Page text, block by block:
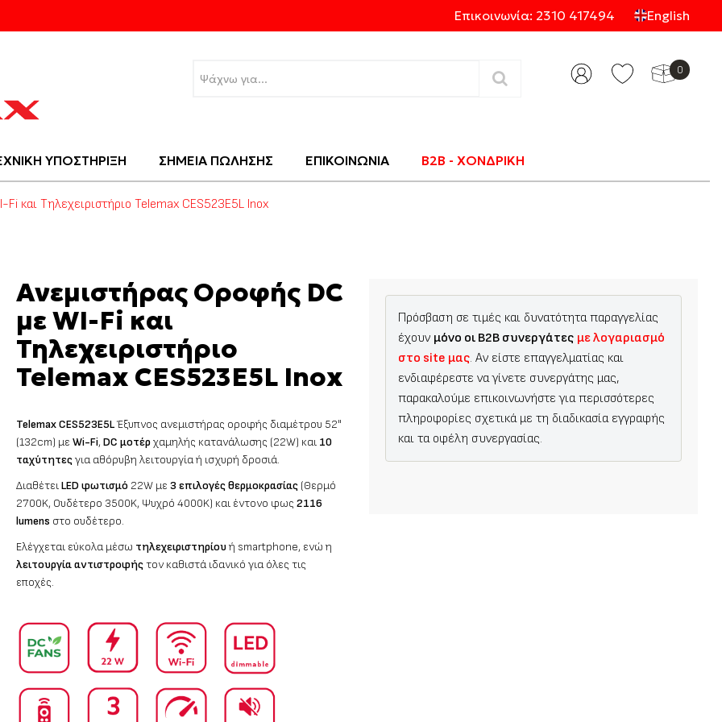
Επικοινωνία: 2310 417494 English
0
ΥΠΟΣΤΗΡΙΞΗ ΣΗΜΕΙΑ ΠΩΛΗΣΗΣ ΕΠΙΚΟΙΝΩΝΙΑ B2B - ΧΟΝΔΡΙΚΗ
και Τηλεχειριστήριο Telemax CES523E5L Inox
Ανεμιστήρας Οροφής DC
με WI-Fi και
Τηλεχειριστήριο
Telemax CES523E5L Inox
Telemax CES523E5LΈξυπνος ανεμιστήρας οροφής διαμέτρου 52"
(132cm) με Wi-Fi, DC μοτέρχαμηλής κατανάλωσης (22W) και 10
ταχύτητες για αθόρυβη λειτουργία ή ισχυρή δροσιά.
ΔιαθέτειLED φωτισμό 22W με 3 επιλογές θερμοκρασίας (Θερμό
2700K, Ουδέτερο 3500K, Ψυχρό 4000K) και έντονο φως 2116
lumens στο ουδέτερο.
Ελέγχεται εύκολα μέσω τηλεχειριστηρίουή smartphone, ενώ η
λειτουργία αντιστροφής τον καθιστά ιδανικό για όλες τις
εποχές.
Πρόσβαση σε τιμές και δυνατότητα παραγγελίας
έχουν μόνο οι B2B συνεργάτες με λογαριασμό
στο site μας. Αν είστε επαγγελματίας και
ενδιαφέρεστε να γίνετε συνεργάτης μας,
παρακαλούμε επικοινωνήστε για περισσότερες
πληροφορίες σχετικά με τη διαδικασία εγγραφής
και τα οφέλη συνεργασίας.